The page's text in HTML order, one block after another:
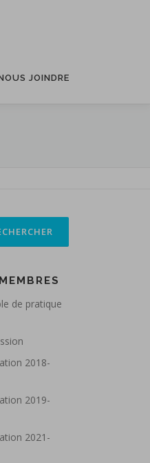
JOINDRE
de pratique
2018-
2019-
2021-